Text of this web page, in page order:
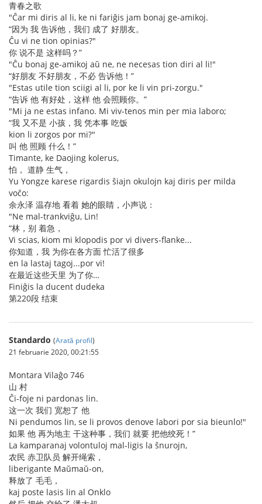
青春之歌
"Ĉar mi diris al li, ke ni fariĝis jam bonaj ge-amikoj.
“因为 我 告诉他，我们 成了 好朋友。
Ĉu vi ne tion opinias?"
你 说不是 这样吗？”
"Ĉu bonaj ge-amikoj aŭ ne, ne necesas tion diri al li!"
“好朋友 不好朋友，不必 告诉他！”
"Estas utile tion sciigi al li, por ke li vin pri-zorgu."
“告诉 他 有好处，这样 他 会照顾你。”
"Mi ja ne estas infano. Mi viv-tenos min per mia laboro;
“我 又不是 小孩，我 凭本事 吃饭
kion li zorgos por mi?"
叫 他 照顾 什么！”
Timante, ke Daojing kolerus,
怕， 道静 生气，
Yu Yongze karese rigardis ŝiajn okulojn kaj diris per milda
voĉo:
余永泽 温存地 看着 她的眼睛，小声说：
"Ne mal-trankviĝu, Lin!
“林，别 着急，
Vi scias, kiom mi klopodis por vi divers-flanke...
你知道，我 为你在各方面 忙活了很多
en la lastaj tagoj...por vi!
在最近这些天里 为了你…
Finiĝis la ducent dudeka
第220段 结束
Standardo (Arată profil)
21 februarie 2020, 00:21:55
Montara Vilaĝo 746
山 村
Ĉi-foje ni pardonas lin.
这一次 我们 宽恕了 他
Ni pendumos lin, se li provos denove labori por sia bieunlo!"
如果 他 再为地主 干这种事，我们 就要 把他绞死！”
La kamparanaj volontuloj mal-ligis la ŝnurojn,
农民 赤卫队员 解开绳索，
liberigante Maŭmaŭ-on,
释放了 毛毛，
kaj poste lasis lin al Onklo